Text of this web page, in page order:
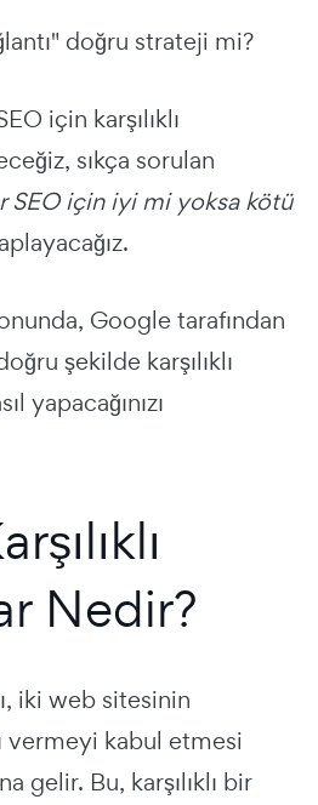
doğru strateji mi?
için karşılıklı
sıkça sorulan
SEO için iyi mi yoksa kötü
Google tarafından
şekilde karşılıklı
yapacağınızı
Nedir?
iki web sitesinin
vermeyi kabul etmesi
gelir. Bu, karşılıklı bir